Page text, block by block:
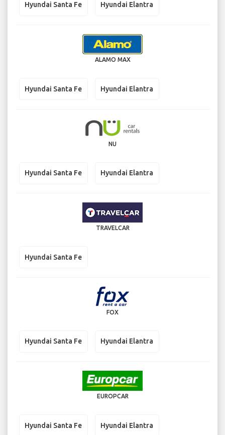
Hyundai Santa Fe Hyundai Elantra
ALAMO MAX
Hyundai Santa Fe Hyundai Elantra
NU
Hyundai Santa Fe Hyundai Elantra
TRAVELCAR
Hyundai Santa Fe
FOX
Hyundai Santa Fe Hyundai Elantra
EUROPCAR
Hyundai Santa Fe Hyundai Elantra